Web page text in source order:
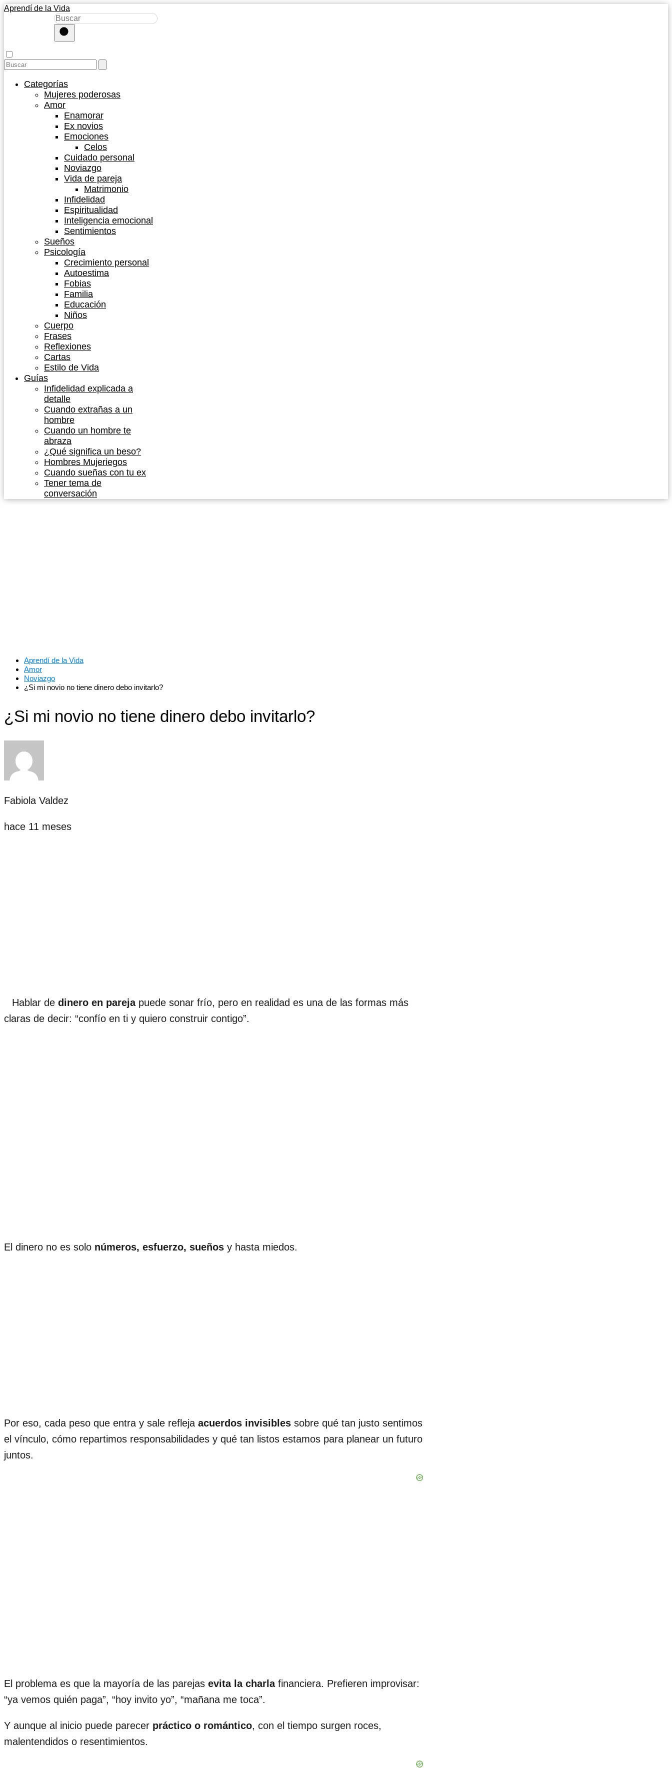
Aprendí de la Vida
Categorías
Mujeres poderosas
Amor
Enamorar
Ex novios
Emociones
Celos
Cuidado personal
Noviazgo
Vida de pareja
Matrimonio
Infidelidad
Espiritualidad
Inteligencia emocional
Sentimientos
Sueños
Psicología
Crecimiento personal
Autoestima
Fobias
Familia
Educación
Niños
Cuerpo
Frases
Reflexiones
Cartas
Estilo de Vida
Guías
Infidelidad explicada a
detalle
Cuando extrañas a un
hombre
Cuando un hombre te
abraza
¿Qué significa un beso?
Hombres Mujeriegos
Cuando sueñas con tu ex
Tener tema de
conversación
Aprendí de la Vida
Amor
Noviazgo
¿Si mi novio no tiene dinero debo invitarlo?
¿Si mi novio no tiene dinero debo invitarlo?
Fabiola Valdez
hace 11 meses
Hablar de dinero en parejapuede sonar frío, pero en realidad es una de las formas más
claras de decir: “confío en ti y quiero construir contigo”.
El dinero no es solo números, esfuerzo, sueños y hasta miedos.
Por eso, cada peso que entra y sale refleja acuerdos invisibles sobre qué tan justo sentimos
el vínculo, cómo repartimos responsabilidades y qué tan listos estamos para planear un futuro
juntos.
El problema es que la mayoría de las parejas evita la charlafinanciera. Prefieren improvisar:
“ya vemos quién paga”, “hoy invito yo”, “mañana me toca”.
Y aunque al inicio puede parecer práctico o romántico, con el tiempo surgen roces,
malentendidos o resentimientos.